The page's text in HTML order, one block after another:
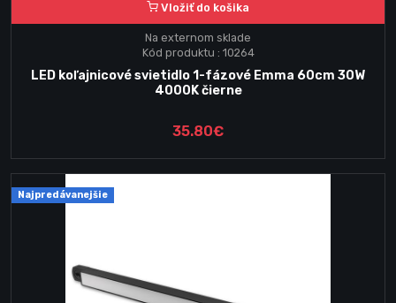
Vložiť do košika
Na externom sklade
Kód produktu : 10264
LED koľajnicové svietidlo 1-fázové Emma 60cm 30W
4000K čierne
35.80€
Najpredávanejšie